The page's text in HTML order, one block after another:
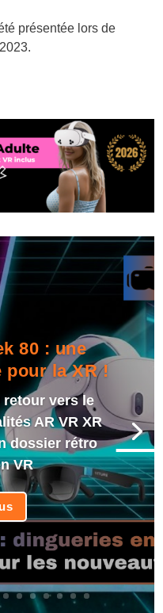
présentée lors de
80 : une
pour la XR !
retour vers le
AR VR XR
dossier rétro
VR